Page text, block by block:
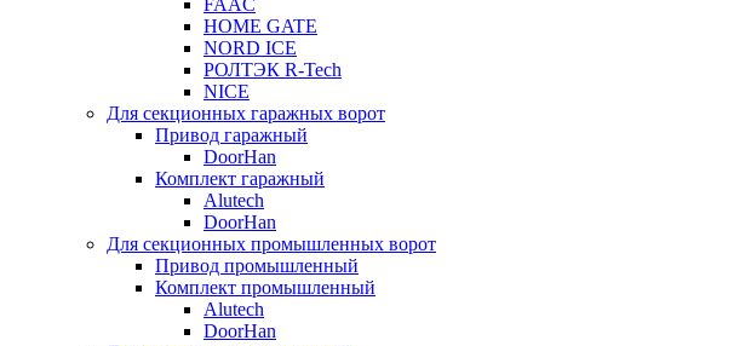
FAAC
HOME GATE
NORD ICE
РОЛТЭК R-Tech
NICE
Для секционных гаражных ворот
Привод гаражный
DoorHan
Комплект гаражный
Alutech
DoorHan
Для секционных промышленных ворот
Привод промышленный
Комплект промышленный
Alutech
DoorHan